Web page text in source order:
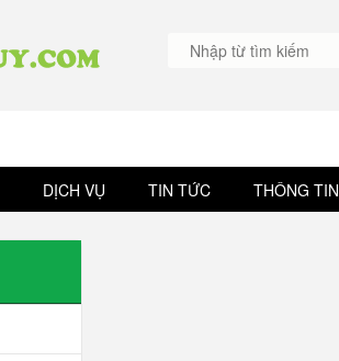
DỊCH VỤ TIN TỨC THÔNG TIN